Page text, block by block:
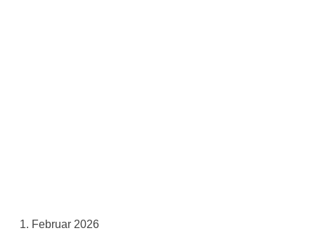
1. Februar 2026